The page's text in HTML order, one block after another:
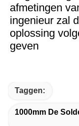
afmetingen
ingenieur zal
oplossing
geven
Taggen:
1000mm De